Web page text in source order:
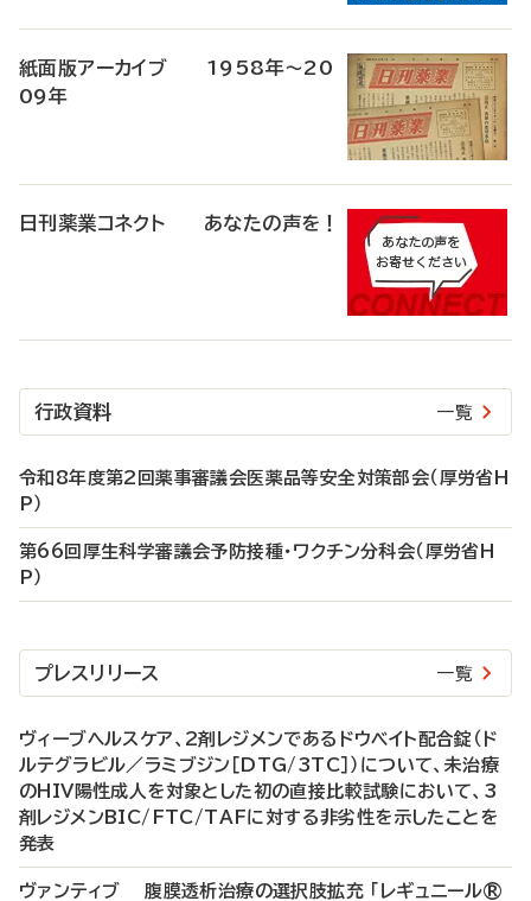
紙面版アーカイブ 1958年～20
09年
日刊薬業コネクト あなたの声を！
行政資料 一覧
令和8年度第2回薬事審議会医薬品等安全対策部会（厚労省H
P）
第66回厚生科学審議会予防接種・ワクチン分科会（厚労省H
P）
プレスリリース 一覧
ヴィーブヘルスケア、2剤レジメンであるドウベイト配合錠（ド
ルテグラビル／ラミブジン［DTG/3TC］）について、未治療
のHIV陽性成人を対象とした初の直接比較試験において、3
剤レジメンBIC/FTC/TAFに対する非劣性を示したことを
発表
ヴァンティブ 腹膜透析治療の選択肢拡充 「レギュニール®